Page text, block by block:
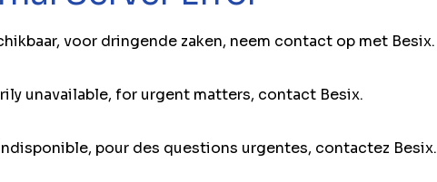
voor dringende zaken, neem contact op met Besix.
unavailable, for urgent matters, contact Besix.
pour des questions urgentes, contactez Besix.